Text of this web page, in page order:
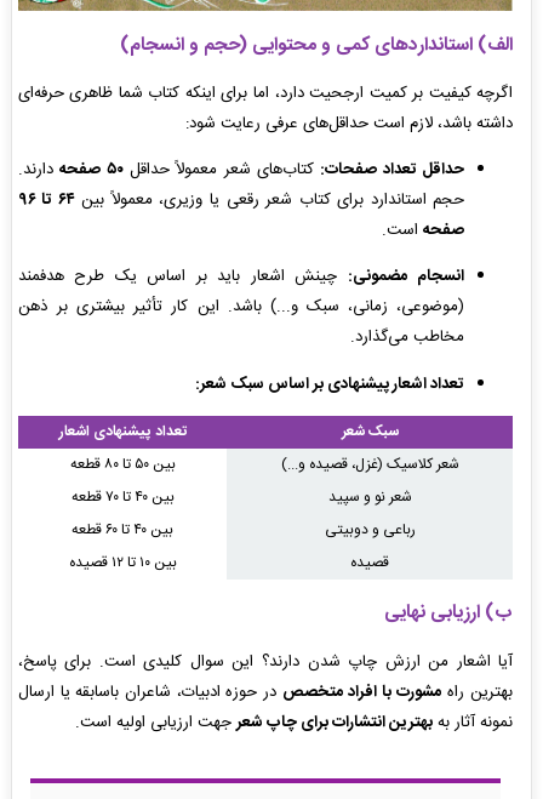
الف) استانداردهای کمی و محتوایی (حجم و انسجام)
اگرچه کیفیت بر کمیت ارجحیت دارد، اما برای اینکه کتاب شما ظاهری حرفه‌ای
داشته باشد، لازم است حداقل‌های عرفی رعایت شود:
حداقل تعداد صفحات: کتاب‌های شعر معمولاً حداقل۵۰ صفحه
دارند.
حجم استاندارد برای کتاب شعر رقعی یا وزیری، معمولاً بین
۶۴ تا ۹۶
صفحهاست.
انسجام مضمونی: چینش اشعار باید بر اساس یک طرح هدفمند
(موضوعی، زمانی، سبک و...) باشد. این کار تأثیر بیشتری بر ذهن
مخاطب می‌گذارد.
تعداد اشعار پیشنهادی بر اساس سبک شعر:
سبک شعر
تعداد پیشنهادی اشعار
شعر کلاسیک (غزل، قصیده و...)
بین ۵۰ تا ۸۰ قطعه
شعر نو و سپید
بین ۴۰ تا ۷۰ قطعه
رباعی و دوبیتی
بین ۴۰ تا ۶۰ قطعه
قصیده
بین ۱۰ تا ۱۲ قصیده
ب) ارزیابی نهایی
آیا اشعار من ارزش چاپ شدن دارند؟ این سوال کلیدی است. برای پاسخ،
بهترین راه مشورت با افراد متخصص در حوزه ادبیات، شاعران باسابقه یا ارسال
نمونه آثار بهبهترین انتشارات برای چاپ شعرجهت ارزیابی اولیه است.